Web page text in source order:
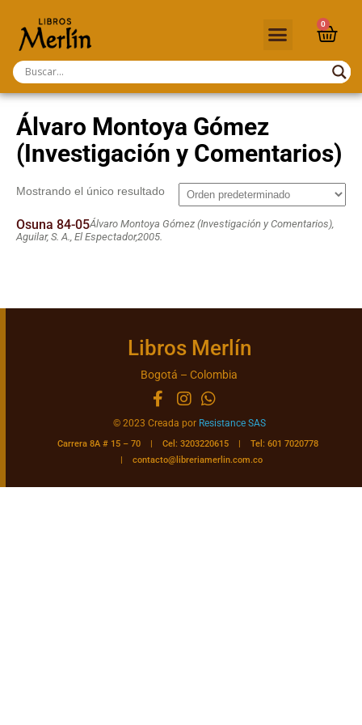
0
Álvaro Montoya Gómez
(Investigación y Comentarios)
Mostrando el único resultado
Osuna 84-05Álvaro Montoya Gómez (Investigación y Comentarios),
Aguilar, S. A., El Espectador,2005.
Libros Merlín
Bogotá – Colombia
© 2023 Creada por Resistance SAS
Carrera 8A # 15 – 70 | Cel: 3203220615 | Tel: 601 7020778
|contacto@libreriamerlin.com.co